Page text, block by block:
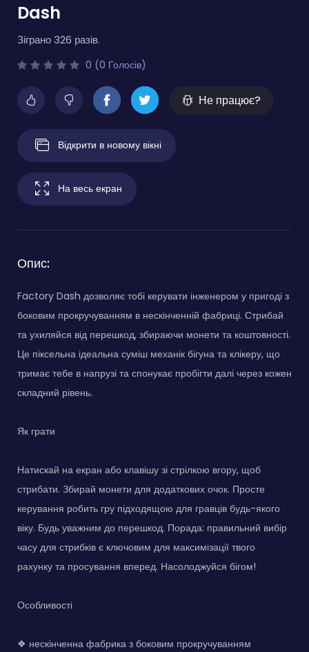
Dash
Зіграно 326 разів.
0 (0 Голосів)
Не працює?
Відкрити в новому вікні
На весь екран
Опис:
Factory Dash дозволяє тобі керувати інженером у пригоді з
боковим прокручуванням в нескінченній фабриці. Стрибай
та ухиляйся від перешкод, збираючи монети та коштовності.
Це піксельна ідеальна суміш механік бігуна та клікеру, що
тримає тебе в напрузі та спонукає пробігти далі через кожен
складний рівень.
Як грати
Натискай на екран або клавішу зі стрілкою вгору, щоб
стрибати. Збирай монети для додаткових очок. Просте
керування робить гру підходящою для гравців будь-якого
віку. Будь уважним до перешкод. Порада: правильний вибір
часу для стрибків є ключовим для максимізації твого
рахунку та просування вперед. Насолоджуйся бігом!
Особливості
❖ нескінченна фабрика з боковим прокручуванням